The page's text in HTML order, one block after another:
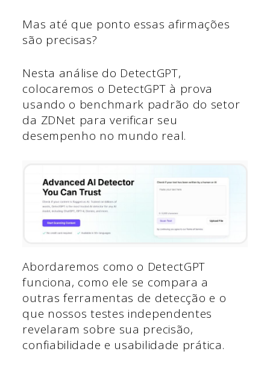
Mas até que ponto essas afirmações
são precisas?
Nesta análise do DetectGPT,
colocaremos o DetectGPT à prova
usando o benchmark padrão do setor
da ZDNet para verificar seu
desempenho no mundo real.
Abordaremos como o DetectGPT
funciona, como ele se compara a
outras ferramentas de detecção e o
que nossos testes independentes
revelaram sobre sua precisão,
confiabilidade e usabilidade prática.